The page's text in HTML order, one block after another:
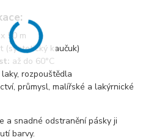
50 m
(syntetický kaučuk)
až do 60°C
laky, rozpouštědla
průmysl, malířské a lakýrnické
a snadné odstranění pásky ji
barvy.